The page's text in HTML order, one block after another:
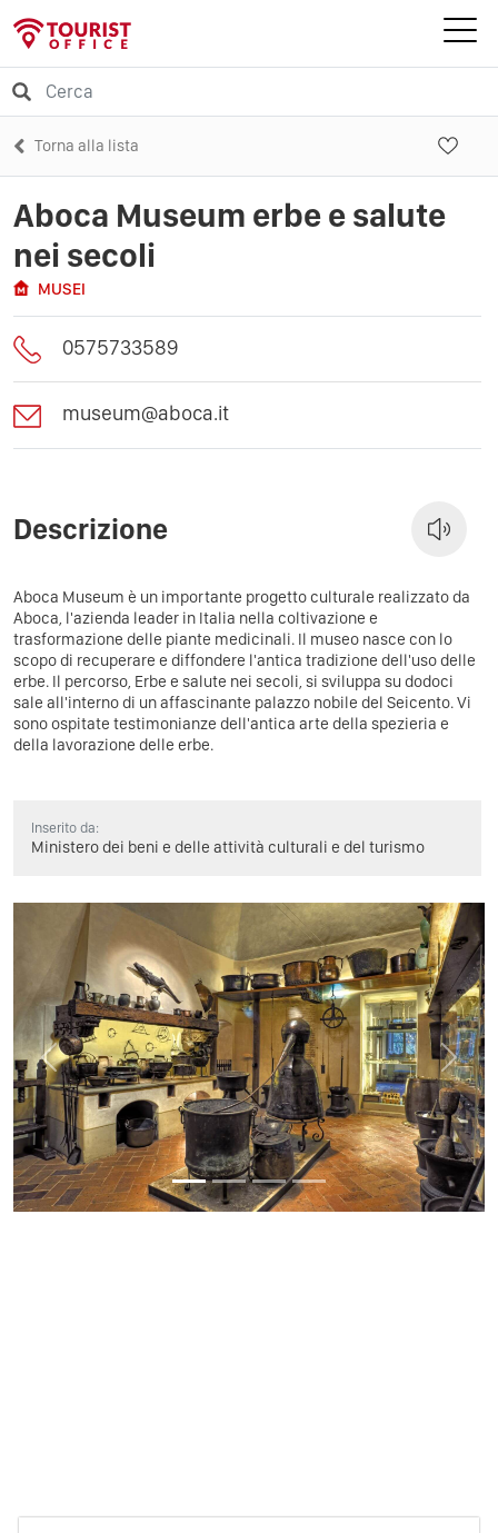
Torna alla lista
Aboca Museum erbe e salute
nei secoli
MUSEI
0575733589
museum@aboca.it
Descrizione
Aboca Museum è un importante progetto culturale realizzato da
Aboca, l'azienda leader in Italia nella coltivazione e
trasformazione delle piante medicinali. Il museo nasce con lo
scopo di recuperare e diffondere l'antica tradizione dell'uso delle
erbe. Il percorso, Erbe e salute nei secoli, si sviluppa su dodoci
sale all'interno di un affascinante palazzo nobile del Seicento. Vi
sono ospitate testimonianze dell'antica arte della spezieria e
della lavorazione delle erbe.
Inserito da:
Ministero dei beni e delle attività culturali e del turismo
Previous Next